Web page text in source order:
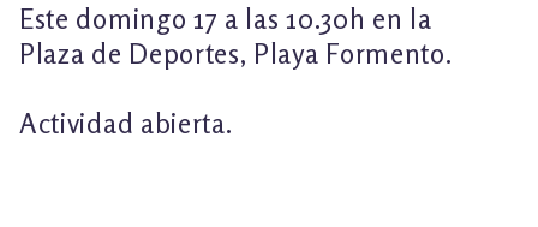
INFANCIA Y VÍNCULOS
PODCASTS
PSICOANÁLISIS Y LITERATURA INFANTIL
INFANCIA Y VÍNCULOS
TALLER EXPLORACIONES LITERARIAS
Este domingo 17 a las 10.30h en la
Plaza de Deportes, Playa Formento.
Actividad abierta.